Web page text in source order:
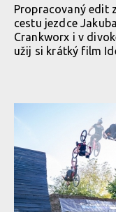
Propracovaný edit
cestu jezdce
Crankworx i v
užij si krátký film